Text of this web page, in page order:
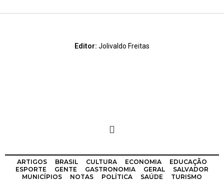
Editor: Jolivaldo Freitas
ARTIGOS BRASIL CULTURA ECONOMIA
EDUCAÇÃO
ESPORTE
GENTE GASTRONOMIA GERAL
SALVADOR
MUNICÍPIOS
NOTAS POLÍTICA SAÚDE TURISMO